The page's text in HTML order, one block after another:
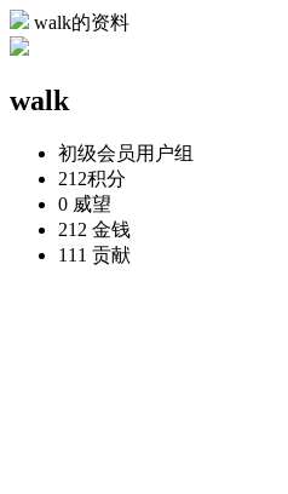
walk的资料
walk
初级会员用户组
212积分
0 威望
212 金钱
111 贡献